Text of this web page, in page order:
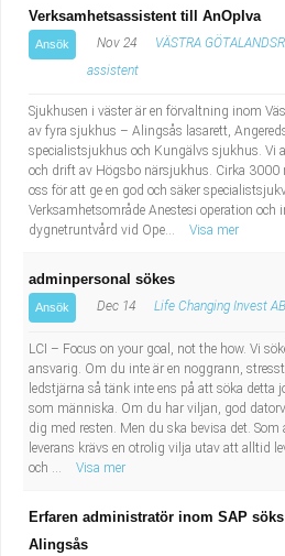
Verksamhetsassistent till AnOpIva
Ansök Nov 24 VÄSTRA
assistent
Sjukhusen i väster är en förvaltning inom
av fyra sjukhus – Alingsås lasarett,
specialistsjukhus och Kungälvs sjukhus. Vi
och drift av Högsbo närsjukhus. Cirka 3000
oss för att ge en god och säker
Verksamhetsområde Anestesi operation och
dygnetruntvård vid Ope...
Visa mer
adminpersonal sökes
Ansök Dec 14 Life Changing Invest AB
LCI – Focus on your goal, not the how. Vi
ansvarig. Om du inte är en noggrann,
ledstjärna så tänk inte ens på att söka detta
som människa. Om du har viljan, god
dig med resten. Men du ska bevisa det.
leverans krävs en otrolig vilja utav att alltid
och ...
Visa mer
Erfaren administratör inom SAP
Alingsås